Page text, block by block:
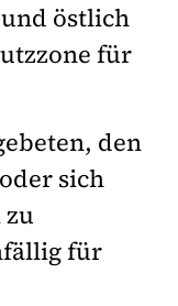
östlich
für
den
sich
für